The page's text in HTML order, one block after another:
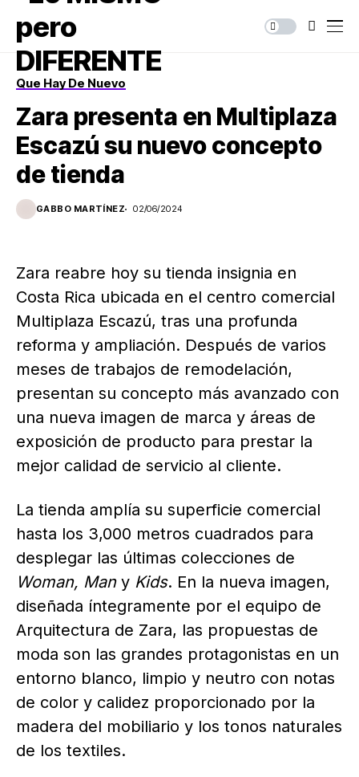
Que Hay De Nuevo
Zara presenta en Multiplaza
Escazú su nuevo concepto
de tienda
GABBO MARTÍNEZ 02/06/2024
Zara reabre hoy su tienda insignia en
Costa Rica ubicada en el centro comercial
Multiplaza Escazú, tras una profunda
reforma y ampliación. Después de varios
meses de trabajos de remodelación,
presentan su concepto más avanzado con
una nueva imagen de marca y áreas de
exposición de producto para prestar la
mejor calidad de servicio al cliente.
La tienda amplía su superficie comercial
hasta los 3,000 metros cuadrados para
desplegar las últimas colecciones de
Woman, Man y Kids. En la nueva imagen,
diseñada íntegramente por el equipo de
Arquitectura de Zara, las propuestas de
moda son las grandes protagonistas en un
entorno blanco, limpio y neutro con notas
de color y calidez proporcionado por la
madera del mobiliario y los tonos naturales
de los textiles.